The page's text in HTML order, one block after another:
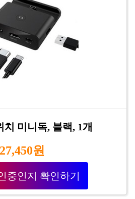
치 미니독, 블랙, 1개
27,450원
중인지 확인하기